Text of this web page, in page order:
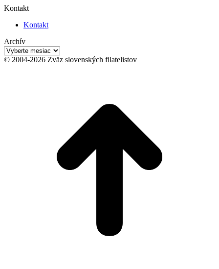
Kontakt
Kontakt
Archív
Archív
© 2004-2026 Zväz slovenských filatelistov